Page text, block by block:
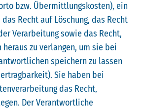
bzw. Übermittlungskosten), ein
Recht auf Löschung, das Recht
Verarbeitung sowie das Recht,
zu verlangen, um sie bei
speichern zu lassen
Sie haben bei
das Recht,
Der Verantwortliche